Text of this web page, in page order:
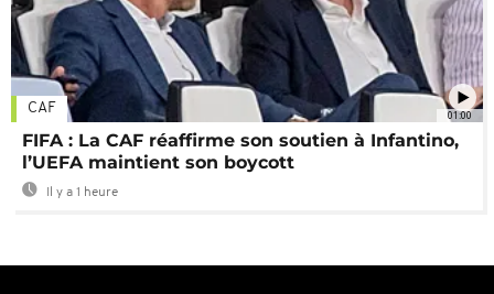
01:00
CAF
FIFA : La CAF réaffirme son soutien à Infantino,
l’UEFA maintient son boycott
Il y a 1 heure